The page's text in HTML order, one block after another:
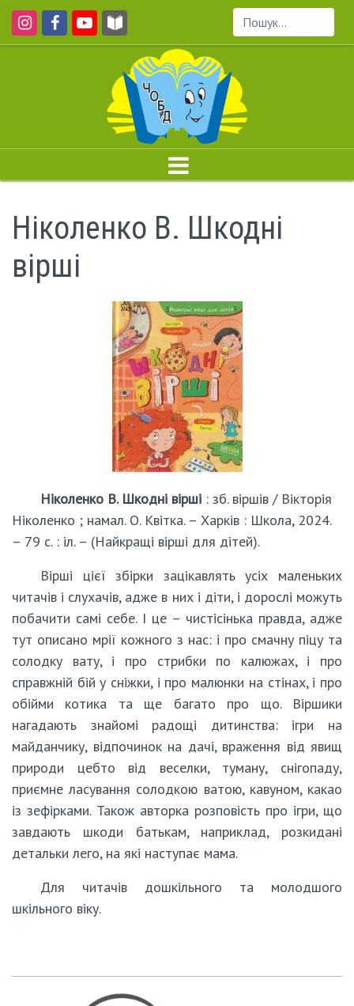
Пошук...
Ніколенко В. Шкодні
вірші
Ніколенко В. Шкодні вірші : зб. віршів / Вікторія
Ніколенко ; намал. О. Квітка. – Харків : Школа, 2024.
– 79 с. : іл. – (Найкращі вірші для дітей).
Вірші цієї збірки зацікавлять усіх маленьких
читачів і слухачів, адже в них і діти, і дорослі можуть
побачити самі себе. І це – чистісінька правда, адже
тут описано мрії кожного з нас: і про смачну піцу та
солодку вату, і про стрибки по калюжах, і про
справжній бій у сніжки, і про малюнки на стінах, і про
обійми котика та ще багато про що. Віршики
нагадають знайомі радощі дитинства: ігри на
майданчику, відпочинок на дачі, враження від явищ
природи цебто від веселки, туману, снігопаду,
приємне ласування солодкою ватою, кавуном, какао
із зефірками. Також авторка розповість про ігри, що
завдають шкоди батькам, наприклад, розкидані
детальки лего, на які наступає мама.
Для читачів дошкільного та молодшого
шкільного віку.